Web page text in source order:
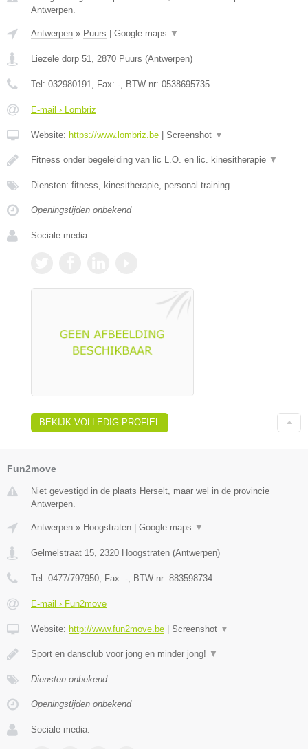
Antwerpen.
Antwerpen » Puurs | Google maps ▼
Liezele dorp 51 2870 Puurs (Antwerpen)
Tel: 032980191 , Fax: - , BTW-nr: 0538695735
E-mail › Lombriz
Website: https://www.lombriz.be | Screenshot ▼
Fitness onder begeleiding van lic L.O. en lic. kinesitherapie ▼
Diensten: fitness, kinesitherapie, personal training
Openingstijden onbekend
Sociale media:
BEKIJK VOLLEDIG PROFIEL
Fun2move
Niet gevestigd in de plaats Herselt, maar wel in de provincie
Antwerpen.
Antwerpen » Hoogstraten Google maps ▼
Gelmelstraat 15, 2320 Hoogstraten (Antwerpen)
Tel: 0477/797950, Fax: -, BTW-nr: 883598734
E-mail › Fun2move
Website: http://www.fun2move.be Screenshot ▼
Sport en dansclub voor jong en minder jong! ▼
Diensten onbekend
Openingstijden onbekend
Sociale media: